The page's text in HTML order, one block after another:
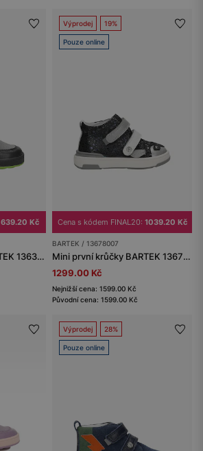
639.20 Kč
Mini první krůčky BARTEK 136330-05, černošedé
Výprodej 19%
Pouze online
Cena s kódem FINAL20: 1039.20 Kč
BARTEK / 13678007
Mini první krůčky BARTEK 13678007, modro-šedé
1299.00 Kč
Nejnižší cena: 1599.00 Kč
Původní cena: 1599.00 Kč
Výprodej 28%
Pouze online